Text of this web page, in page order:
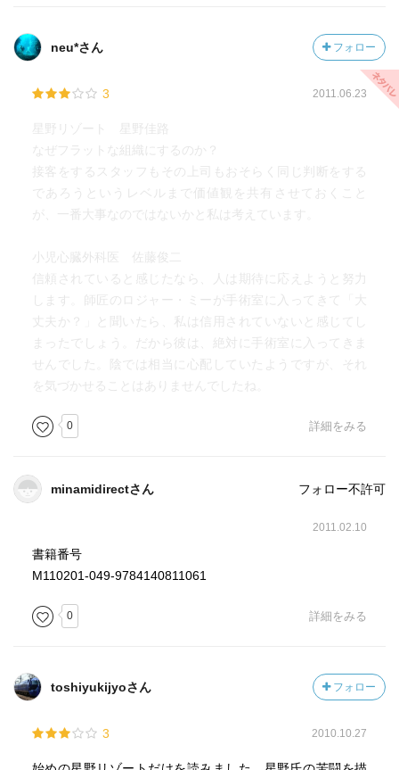
三者三様の考え方で、真逆のことを言っている人もいます
が、お互
い成果を出しているので、何が正しいという事は無いのだ
ろうな～
■気になった点
・競合他社がどう出てくるかわからない中で、成功の確率
するには、プロセスを充実させるのが最良の手段です。
お金は長期的なモチベーションの維持にはなりえませ
・失敗したなら反省すればいいし、成功したなら続ければ
いい。
・正しいコンセプトや戦略よりも、楽しい共感してもらえ
るコンセプト
neu*さん フォロー
3 2011.06.23
星野リゾート 星野佳路
なぜフラットな組織にするのか？
接客をするスタッフもその上司もおそらく同じ判断をする
であろうというレベルまで価値観を共有させておくこと
が、一番大事なのではないかと私は考えています。
小児心臓外科医 佐藤俊二
信頼されていると感じたなら、人は期待に応えようと努力
します。師匠のロジャー・ミーが手術室に入ってきて「大
丈夫か？」と聞いたら、私は信用されていないと感じてし
まったでしょう。だから彼は、絶対に手術室に入ってきま
せんでした。陰では相当に心配していたようですが、それ
を気づかせることはありませんでしたね。
0 詳細をみる
minamidirectさん フォロー不許可
2011.02.10
書籍番号
M110201-049-9784140811061
0 詳細をみる
toshiyukijyoさん フォロー
3 2010.10.27